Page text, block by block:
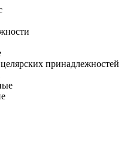
принадлежностей